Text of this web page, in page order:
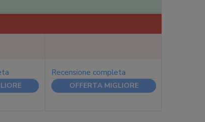
Recensione completa
OFFERTA MIGLIORE